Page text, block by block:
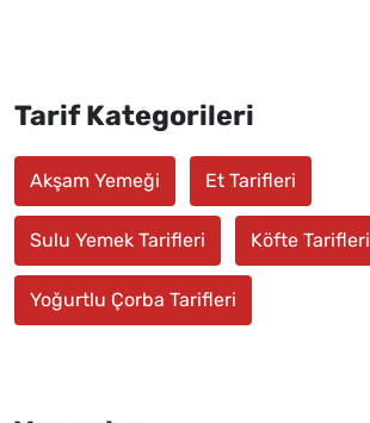
Tarif Kategorileri
Akşam Yemeği Et Tarifleri
Sulu Yemek Tarifleri Köfte Tarifleri
Yoğurtlu Çorba Tarifleri